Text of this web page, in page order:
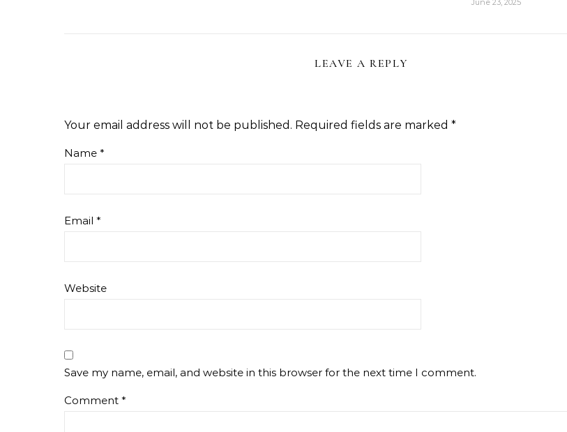
June 23, 2025
LEAVE A REPLY
Your email address will not be published. Required fields are marked *
Name *
Email *
Website
Save my name, email, and website in this browser for the next time I comment.
Comment *